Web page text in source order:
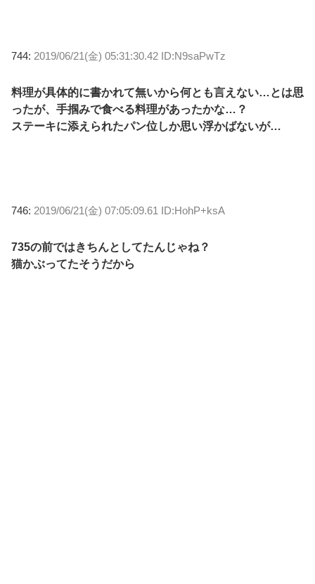
744: 2019/06/21(金) 05:31:30.42 ID:N9saPwTz
料理が具体的に書かれて無いから何とも言えない…とは思
ったが、手掴みで食べる料理があったかな…？
ステーキに添えられたパン位しか思い浮かばないが…
746: 2019/06/21(金) 07:05:09.61 ID:HohP+ksA
735の前ではきちんとしてたんじゃね？
猫かぶってたそうだから